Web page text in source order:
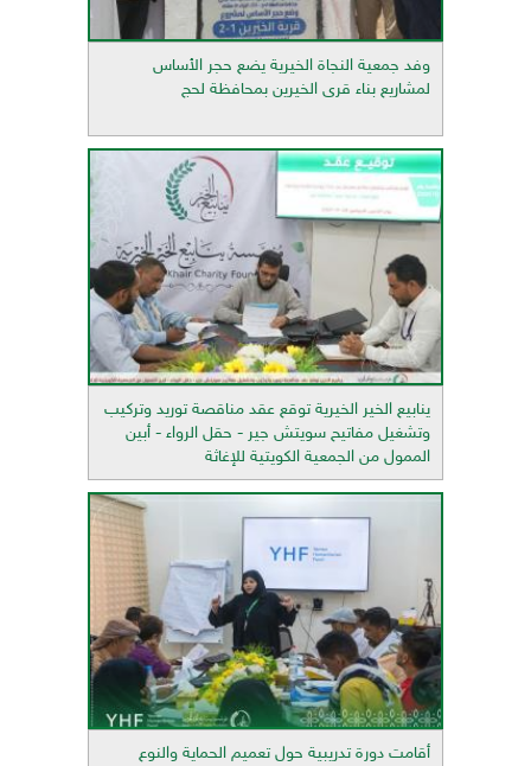
وفد جمعية النجاة الخيرية يضع حجر الأساس
لمشاريع بناء قرى الخيرين بمحافظة لحج
ينابيع الخير الخيرية توقع عقد مناقصة توريد وتركيب
وتشغيل مفاتيح سويتش جير - حقل الرواء - أبين
الممول من الجمعية الكويتية للإغاثة
أقامت دورة تدريبية حول تعميم الحماية والنوع